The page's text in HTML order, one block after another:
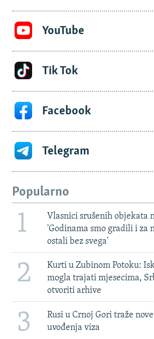
YouTube
Tik Tok
Facebook
Telegram
Popularno
1
Vlasnici srušenih objekata
'Godinama smo gradili i za
ostali bez svega'
2
Kurti u Zubinom Potoku:
mogla trajati mjesecima,
otvoriti arhive
3
Rusi u Crnoj Gori traže
uvođenja viza